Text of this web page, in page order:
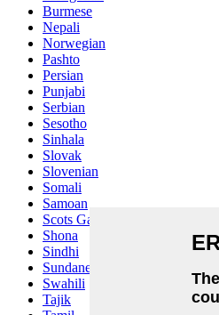
Burmese
Nepali
Norwegian
Pashto
Persian
Punjabi
Serbian
Sesotho
Sinhala
Slovak
Slovenian
Somali
Samoan
Scots Gaelic
Shona
Sindhi
Sundanese
Swahili
Tajik